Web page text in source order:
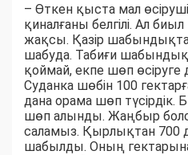
– Өткен қыста мал
қиналғаны белгілі. Ал
жақсы. Қазір
шабуда. Табиғи
қоймай, екпе шөп өсіруге
Суданка шөбін 100
дана орама шөп түсірдік.
шөп алынды. Жаңбыр
саламыз. Қырлықтан 700
шабылды. Оның